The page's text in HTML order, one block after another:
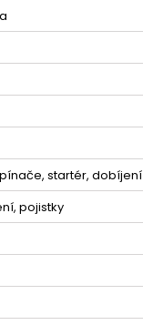
startér, dobíjení
pojistky